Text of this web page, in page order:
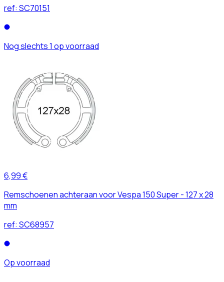
ref: SC70151
Nog slechts 1 op voorraad
6,99 €
Remschoenen achteraan voor Vespa 150 Super - 127 x 28
mm
ref: SC68957
Op voorraad